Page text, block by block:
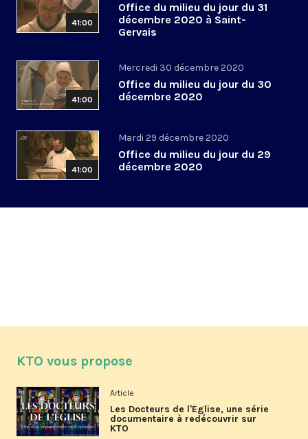
41:00
Office du milieu du jour du 31
décembre 2020 à Saint-
Gervais
41:00
Mercredi 30 décembre 2020
Office du milieu du jour du 30
décembre 2020
41:00
Mardi 29 décembre 2020
Office du milieu du jour du 29
décembre 2020
KTO vous propose
Article
Les Docteurs de l'Église, une série
documentaire à redécouvrir sur
KTO